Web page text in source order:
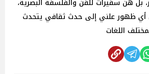
أي ظهور علني إلى حدث ثقافي يتحدث
اللغات